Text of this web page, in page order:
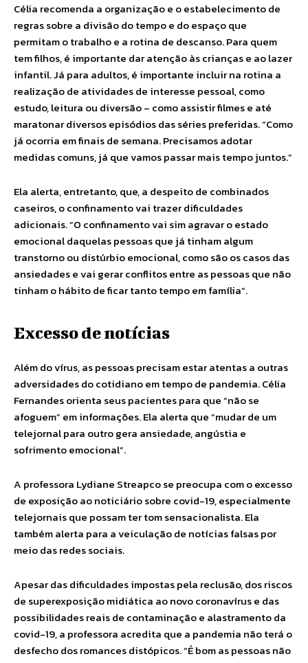
Célia recomenda a organização e o estabelecimento de
regras sobre a divisão do tempo e do espaço que
permitam o trabalho e a rotina de descanso. Para quem
tem filhos, é importante dar atenção às crianças e ao lazer
infantil. Já para adultos, é importante incluir na rotina a
realização de atividades de interesse pessoal, como
estudo, leitura ou diversão – como assistir filmes e até
maratonar diversos episódios das séries preferidas. “Como
já ocorria em finais de semana. Precisamos adotar
medidas comuns, já que vamos passar mais tempo juntos.”
Ela alerta, entretanto, que, a despeito de combinados
caseiros, o confinamento vai trazer dificuldades
adicionais. “O confinamento vai sim agravar o estado
emocional daquelas pessoas que já tinham algum
transtorno ou distúrbio emocional, como são os casos das
ansiedades e vai gerar conflitos entre as pessoas que não
tinham o hábito de ficar tanto tempo em família”.
Excesso de notícias
Além do vírus, as pessoas precisam estar atentas a outras
adversidades do cotidiano em tempo de pandemia. Célia
Fernandes orienta seus pacientes para que “não se
afoguem” em informações. Ela alerta que “mudar de um
telejornal para outro gera ansiedade, angústia e
sofrimento emocional”.
A professora Lydiane Streapco se preocupa com o excesso
de exposição ao noticiário sobre covid-19, especialmente
telejornais que possam ter tom sensacionalista. Ela
também alerta para a veiculação de notícias falsas por
meio das redes sociais.
Apesar das dificuldades impostas pela reclusão, dos riscos
de superexposição midiática ao novo coronavírus e das
possibilidades reais de contaminação e alastramento da
covid-19, a professora acredita que a pandemia não terá o
desfecho dos romances distópicos. “É bom as pessoas não